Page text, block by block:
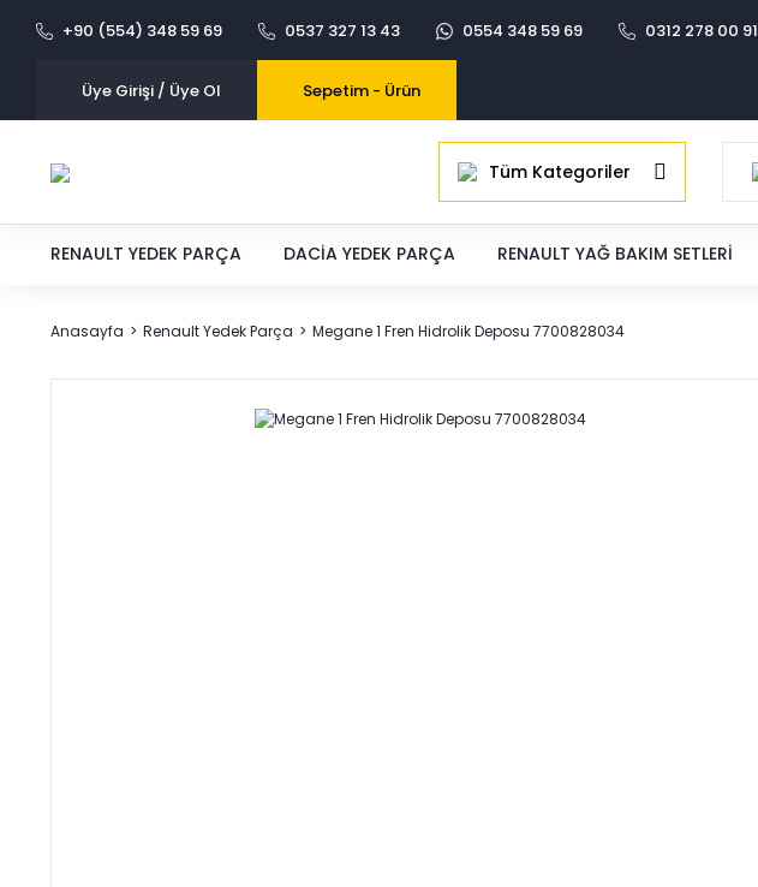
+90 (554) 348 59 69 0537 327 13 43 0554 348 59 69 0312 278 00 91
Üye Girişi / Üye Ol Sepetim - Ürün
Tüm Kategoriler
RENAULT YEDEK PARÇA DACIA YEDEK PARÇA RENAULT YAĞ BAKIM SETLERI
Anasayfa Renault Yedek Parça Megane 1 Fren Hidrolik Deposu 7700828034